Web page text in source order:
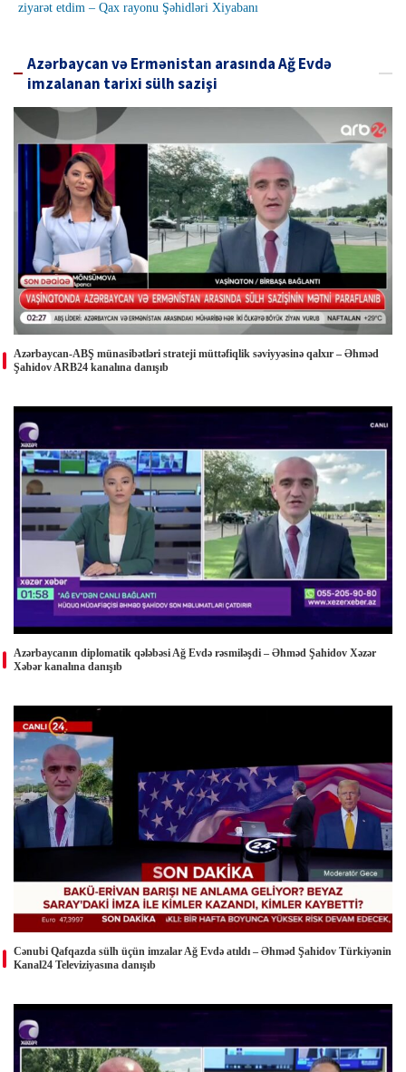
ziyarət etdim – Qax rayonu Şəhidləri Xiyabanı
Azərbaycan və Ermənistan arasında Ağ Evdə
imzalanan tarixi sülh sazişi
Azərbaycan-ABŞ münasibətləri strateji müttəfiqlik səviyyəsinə qalxır – Əhməd
Şahidov ARB24 kanalına danışıb
Azərbaycanın diplomatik qələbəsi Ağ Evdə rəsmiləşdi – Əhməd Şahidov Xəzər
Xəbər kanalına danışıb
Cənubi Qafqazda sülh üçün imzalar Ağ Evdə atıldı – Əhməd Şahidov Türkiyənin
Kanal24 Televiziyasına danışıb